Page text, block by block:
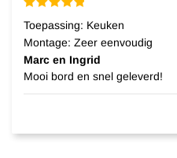
Gewaardeerd
5uit 5
Toepassing: Keuken
Montage: Zeer eenvoudig
Marc en Ingrid
Mooi bord en snel geleverd!